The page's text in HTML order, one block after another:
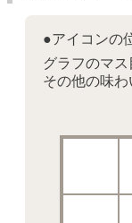
●アイコンの
グラフのマ
その他の味